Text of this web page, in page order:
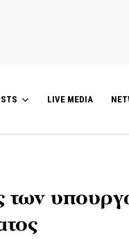
LIVE MEDIA
των